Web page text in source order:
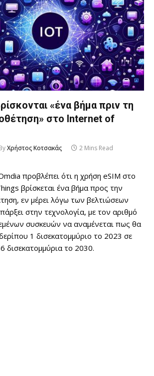
«ένα βήμα πριν τη
στο Internet of
Χρήστος Κοτσακάς
2 Mins Read
προβλέπει ότι η χρήση eSIM στο
βρίσκεται ένα βήμα προς την
εν μέρει λόγω των βελτιώσεων
στην τεχνολογία, με τον αριθμό
συσκευών να αναμένεται πως θα
1 δισεκατομμύριο το 2023 σε
δισεκατομμύρια το 2030.